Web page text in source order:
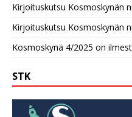
Kirjoituskutsu Kosmoskynän
Kirjoituskutsu Kosmoskynän
Kosmoskynä 4/2025 on
STK